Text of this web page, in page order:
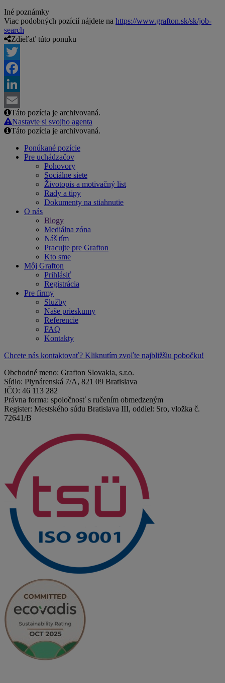
Iné poznámky
Viac podobných pozícií nájdete na https://www.grafton.sk/sk/job-
search
Zdieľať túto ponuku
Twitter
Facebook
LinkedIn
Email
Táto pozícia je archivovaná.
Nastavte si svojho agenta
Táto pozícia je archivovaná.
Ponúkané pozície
Pre uchádzačov
Pohovory
Sociálne siete
Životopis a motivačný list
Rady a tipy
Dokumenty na stiahnutie
O nás
Blogy
Mediálna zóna
Náš tím
Pracujte pre Grafton
Kto sme
Môj Grafton
Prihlásiť
Registrácia
Pre firmy
Služby
Naše prieskumy
Referencie
FAQ
Kontakty
Chcete nás kontaktovať? Kliknutím zvoľte najbližšiu pobočku!
Obchodné meno: Grafton Slovakia, s.r.o.
Sídlo: Plynárenská 7/A, 821 09 Bratislava
IČO: 46 113 282
Právna forma: spoločnosť s ručením obmedzeným
Register: Mestského súdu Bratislava III, oddiel: Sro, vložka č.
72641/B